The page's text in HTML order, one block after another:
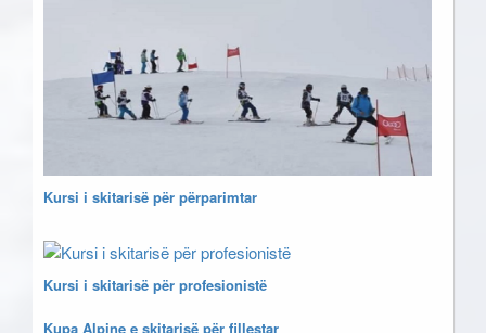
Kursi i skitarisë për përparimtar
Kursi i skitarisë për profesionistë
Kupa Alpine e skitarisë për fillestar